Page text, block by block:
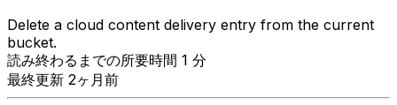
Delete a cloud content delivery entry from the current
bucket.
読み終わるまでの所要時間 1 分
最終更新 2ヶ月前